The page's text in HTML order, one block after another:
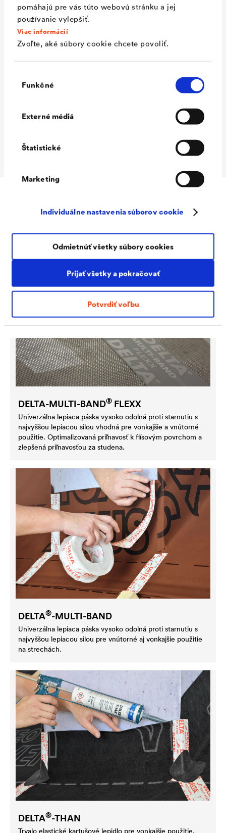
pomáhajú pre vás túto webovú stránku a jej
používanie vylepšiť.
Viac informácií
Zvoľte, aké súbory cookie chcete povoliť.
súhlasu
Funkčné
Externé médiá
Štatistické
Marketing
Individuálne nastavenia súborov cookie
Prijať všetky a pokračovať
Potvrdiť voľbu
Odmietnúť všetky súbory cookies
Výška nopov
ca. 8 mm
Hodnota Sd
Krycia šírka
ca. 1,4 m
Vystavenie
12 týždňov
Plošná hmotnosť
Rozmer
Doplnky
DELTA-MULTI-BAND® FLEXX
Univerzálna lepiaca páska vysoko odolná proti starnutiu s
najvyššou lepiacou silou vhodná pre vonkajšie a vnútorné
použitie. Optimalizovaná priľnavosť k flísovým povrchom a
zlepšená priľnavosťou za studena.
DELTA®-MULTI-BAND
Univerzálna lepiaca páska vysoko odolná proti starnutiu s
najvyššou lepiacou silou pre vnútorné aj vonkajšie použitie
na strechách.
DELTA®-THAN
Trvalo elastické kartušové lepidlo pre vonkajšie použitie.